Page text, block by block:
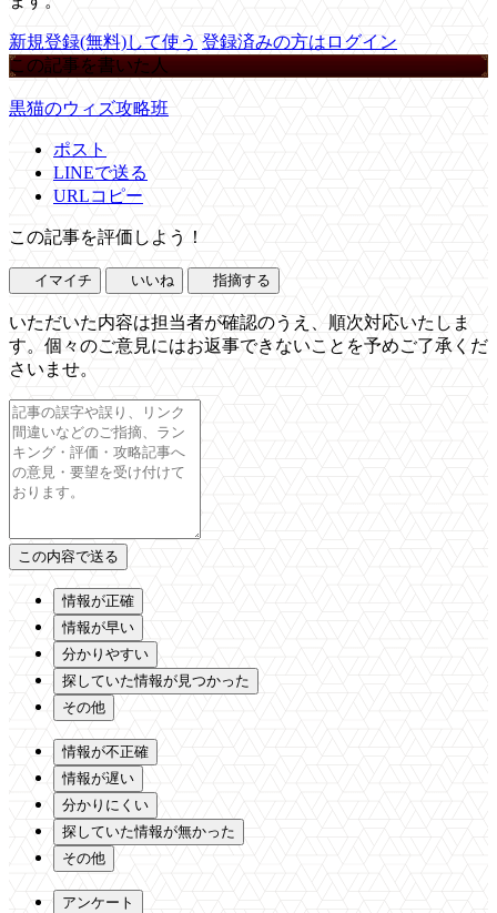
新規登録(無料)して使う 登録済みの方はログイン
この記事を書いた人
黒猫のウィズ攻略班
ポスト
LINEで送る
URLコピー
この記事を評価しよう！
イマイチ いいね 指摘する
いただいた内容は担当者が確認のうえ、順次対応いたしま
す。個々のご意見にはお返事できないことを予めご了承くだ
さいませ。
情報が正確
情報が早い
分かりやすい
探していた情報が見つかった
その他
情報が不正確
情報が遅い
分かりにくい
探していた情報が無かった
その他
アンケート